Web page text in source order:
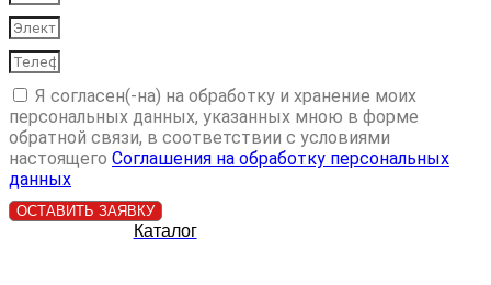
Я согласен(-на) на обработку и хранение моих
персональных данных, указанных мною в форме
обратной связи, в соответствии с условиями
настоящего Cоглашения на обработку персональных
данных
ОСТАВИТЬ ЗАЯВКУ
Каталог